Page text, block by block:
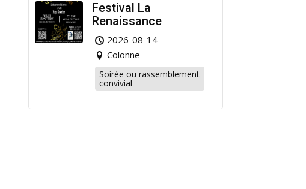
Festival La
Renaissance
2026-08-14
Colonne
Soirée ou rassemblement
convivial